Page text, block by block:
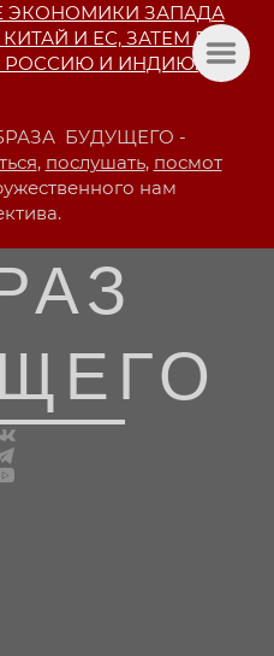
ЭКОНОМИКИ ЗАПАДА
И ЕС, ЗАТЕМ ПО
РОССИЮ И ИНДИЮ.
БУДУЩЕГО -
, послушать, посмот
нам